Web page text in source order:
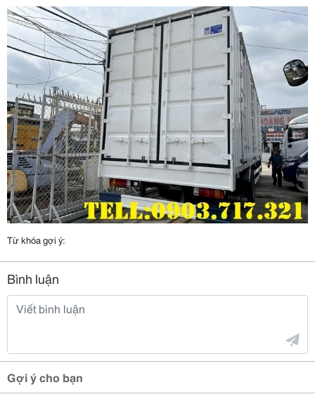
Từ khóa gợi ý:
Bình luận
Gợi ý cho bạn